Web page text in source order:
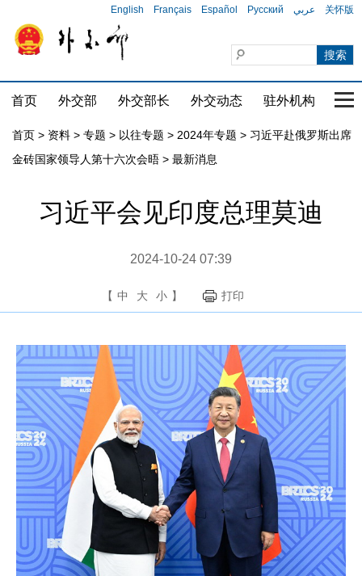
English Français Español Русский عربي 关怀版
首页 外交部 外交部长 外交动态 驻外机构 国
首页 > 资料 > 专题 > 以往专题 > 2024年专题 > 习近平赴俄罗斯出席
金砖国家领导人第十六次会晤 > 最新消息
习近平会见印度总理莫迪
2024-10-24 07:39
【 中 大 小 】 打印